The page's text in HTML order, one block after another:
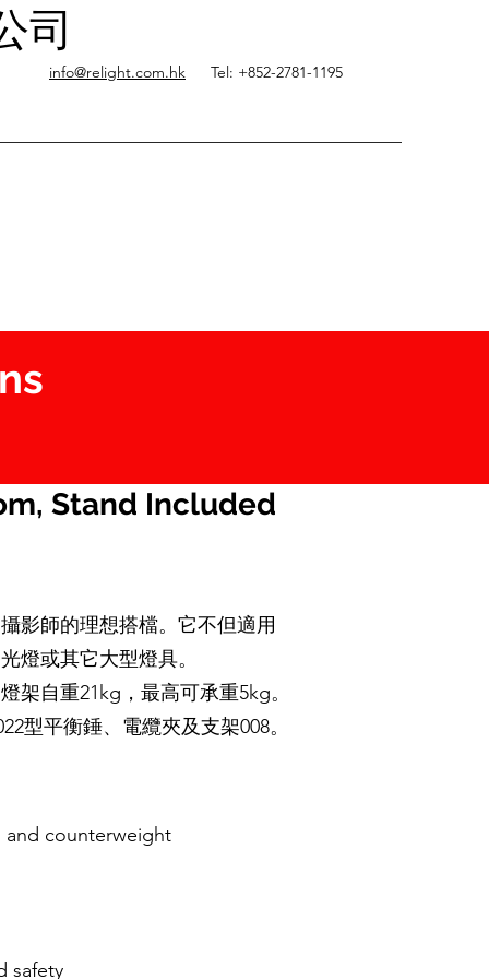
司
info@relight.com.hk Tel: +852-2781-1195
Stand Included
影師的理想搭檔。它不但適用
燈或其它大型燈具。
架自重21kg，最高可承重5kg。
型平衡錘、電纜夾及支架008。
and counterweight
safety